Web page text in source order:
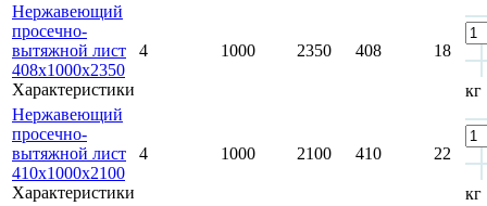
Нержавеющий
просечно-
вытяжной лист
408x1000x2350
Характеристики
4 1000 2350 408 18
кг
Нержавеющий
просечно-
вытяжной лист
410x1000x2100
Характеристики
4 1000 2100 410 22
кг